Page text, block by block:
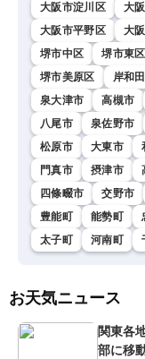
大阪市淀川区 大
大阪市平野区
大
堺市中区
堺市東区
堺市美原区
岸和
泉大津市
高槻市
八尾市
泉佐野市
松原市
大東市
門真市
摂津市
四條畷市
交野市
豊能町
能勢町
太子町
河南町
お天気ニュース
関東各
部に移